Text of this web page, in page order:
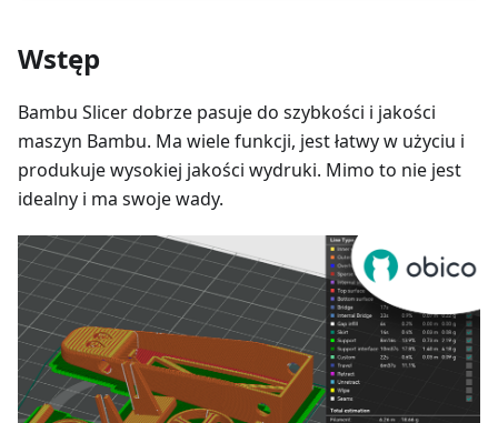
Wstęp
Bambu Slicer dobrze pasuje do szybkości i jakości
maszyn Bambu. Ma wiele funkcji, jest łatwy w użyciu i
produkuje wysokiej jakości wydruki. Mimo to nie jest
idealny i ma swoje wady.